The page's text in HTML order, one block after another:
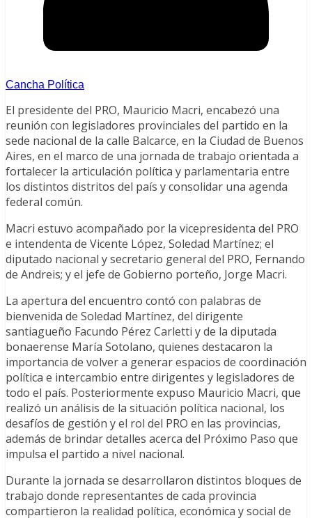
Cancha Política
El presidente del PRO, Mauricio Macri, encabezó una
reunión con legisladores provinciales del partido en la
sede nacional de la calle Balcarce, en la Ciudad de Buenos
Aires, en el marco de una jornada de trabajo orientada a
fortalecer la articulación política y parlamentaria entre
los distintos distritos del país y consolidar una agenda
federal común.
Macri estuvo acompañado por la vicepresidenta del PRO
e intendenta de Vicente López, Soledad Martínez; el
diputado nacional y secretario general del PRO, Fernando
de Andreis; y el jefe de Gobierno porteño, Jorge Macri.
La apertura del encuentro contó con palabras de
bienvenida de Soledad Martínez, del dirigente
santiagueño Facundo Pérez Carletti y de la diputada
bonaerense María Sotolano, quienes destacaron la
importancia de volver a generar espacios de coordinación
política e intercambio entre dirigentes y legisladores de
todo el país. Posteriormente expuso Mauricio Macri, que
realizó un análisis de la situación política nacional, los
desafíos de gestión y el rol del PRO en las provincias,
además de brindar detalles acerca del Próximo Paso que
impulsa el partido a nivel nacional.
Durante la jornada se desarrollaron distintos bloques de
trabajo donde representantes de cada provincia
compartieron la realidad política, económica y social de